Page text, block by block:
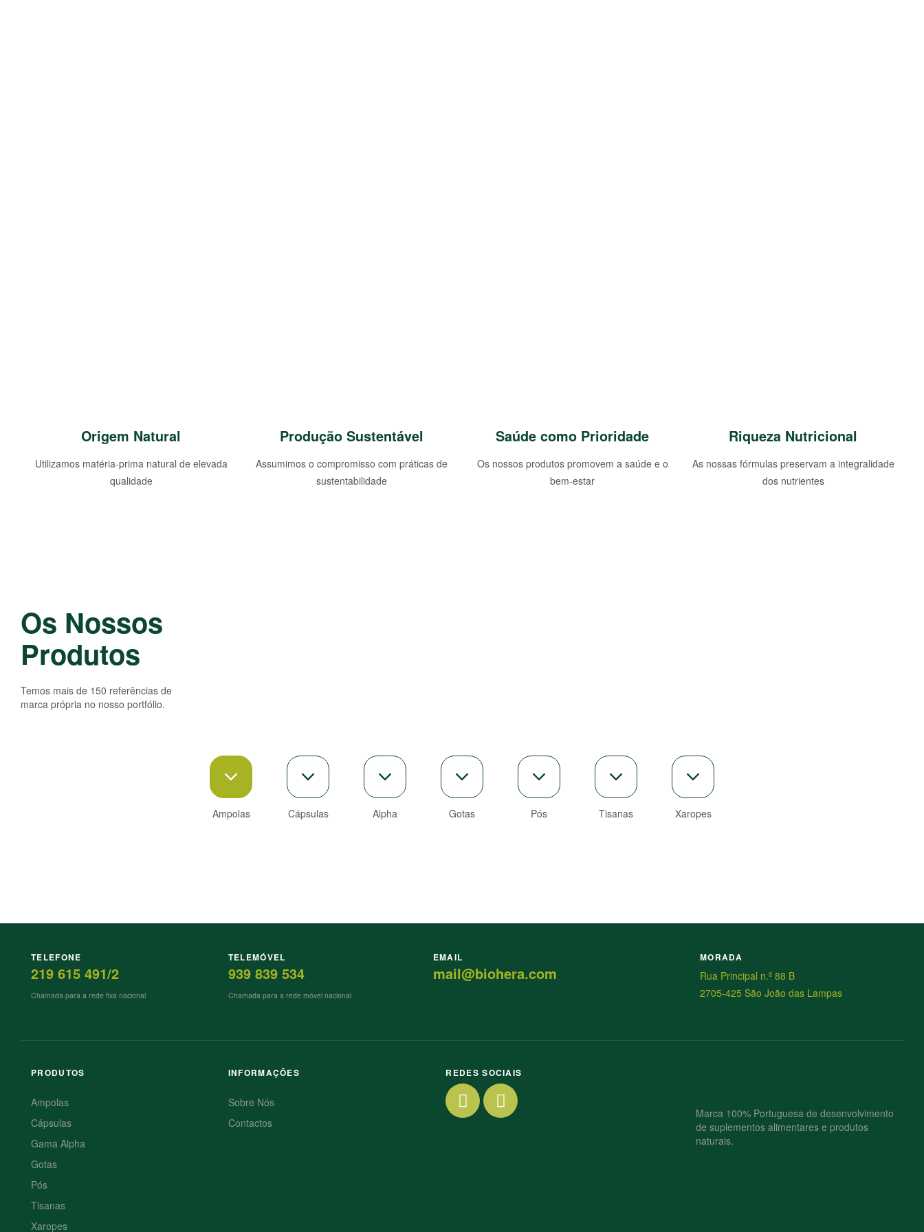
Origem Natural
Utilizamos matéria-prima natural de elevada
qualidade
Produção Sustentável
Assumimos o compromisso com práticas de
sustentabilidade
Saúde como Prioridade
Os nossos produtos promovem a saúde e o
bem-estar
Riqueza Nutricional
As nossas fórmulas preservam a integralidade
dos nutrientes
Os Nossos
Produtos
Temos mais de 150 referências de
marca própria no nosso portfólio.
Ampolas Cápsulas Alpha Gotas Pós Tisanas Xaropes
TELEFONE
219 615 491/2
Chamada para a rede fixa nacional
TELEMÓVEL
939 839 534
Chamada para a rede móvel nacional
EMAIL
mail@biohera.com
MORADA
Rua Principal n.º 88 B
2705-425 São João das Lampas
PRODUTOS
Ampolas
Cápsulas
Gama Alpha
Gotas
Pós
Tisanas
Xaropes
INFORMAÇÕES
Sobre Nós
Contactos
REDES SOCIAIS
Marca 100% Portuguesa de desenvolvimento
de suplementos alimentares e produtos
naturais.